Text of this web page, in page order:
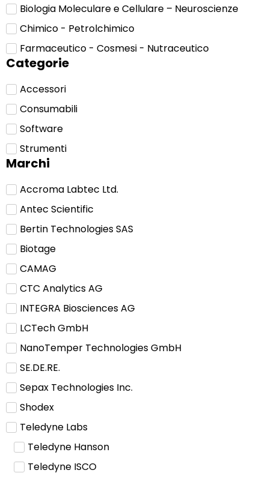
Biologia Moleculare e Cellulare – Neuroscienze
Chimico - Petrolchimico
Farmaceutico - Cosmesi - Nutraceutico
Categorie
Accessori
Consumabili
Software
Strumenti
Marchi
Accroma Labtec Ltd.
Antec Scientific
Bertin Technologies SAS
Biotage
CAMAG
CTC Analytics AG
INTEGRA Biosciences AG
LCTech GmbH
NanoTemper Technologies GmbH
SE.DE.RE.
Sepax Technologies Inc.
Shodex
Teledyne Labs
Teledyne Hanson
Teledyne ISCO